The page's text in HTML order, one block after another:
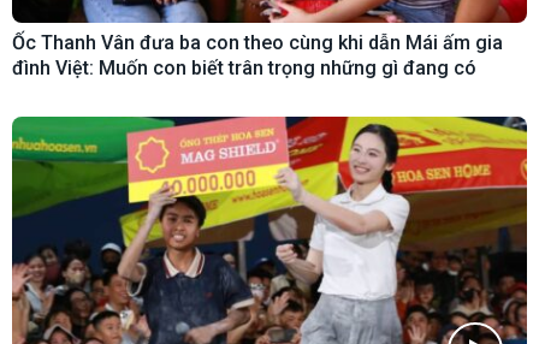
Ốc Thanh Vân đưa ba con theo cùng khi dẫn Mái ấm gia
đình Việt: Muốn con biết trân trọng những gì đang có